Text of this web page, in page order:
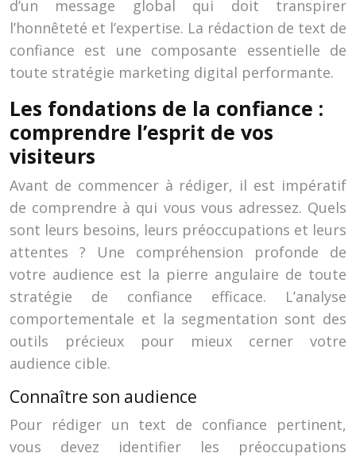
d’un message global qui doit transpirer
l’honnêteté et l’expertise. La rédaction de text de
confiance est une composante essentielle de
toute stratégie marketing digital performante.
Les fondations de la confiance :
comprendre l’esprit de vos
visiteurs
Avant de commencer à rédiger, il est impératif
de comprendre à qui vous vous adressez. Quels
sont leurs besoins, leurs préoccupations et leurs
attentes ? Une compréhension profonde de
votre audience est la pierre angulaire de toute
stratégie de confiance efficace. L’analyse
comportementale et la segmentation sont des
outils précieux pour mieux cerner votre
audience cible.
Connaître son audience
Pour rédiger un text de confiance pertinent,
vous devez identifier les préoccupations